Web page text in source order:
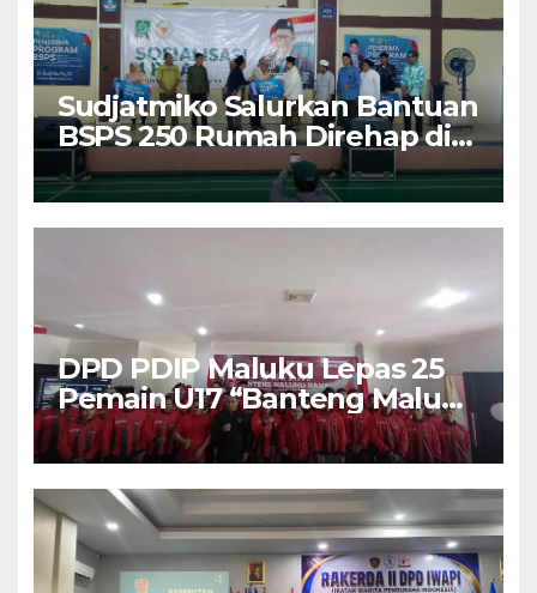
Sudjatmiko Salurkan Bantuan
BSPS 250 Rumah Direhap di
Depok
DPD PDIP Maluku Lepas 25
Pemain U17 “Banteng Maluku
Raya” ke Sokerano Cup di
Jawa Timur